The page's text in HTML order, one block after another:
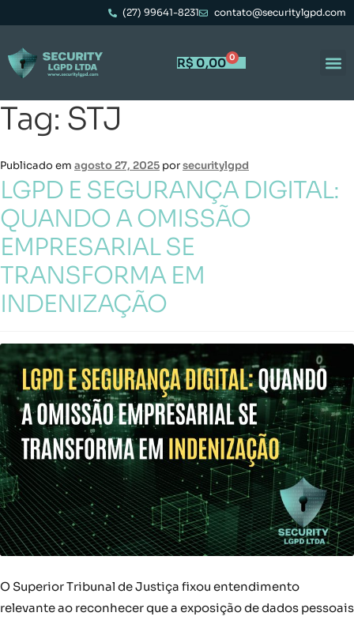
(27) 99641-8231 contato@securitylgpd.com
R$ 0,00 0
Tag: STJ
Publicado em agosto 27, 2025 porsecuritylgpd
LGPD E SEGURANÇA DIGITAL:
QUANDO A OMISSÃO
EMPRESARIAL SE
TRANSFORMA EM
INDENIZAÇÃO
O Superior Tribunal de Justiça fixou entendimento
relevante ao reconhecer que a exposição de dados pessoais